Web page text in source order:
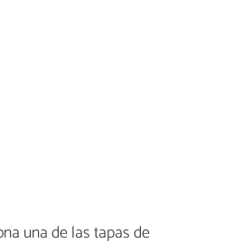
una de las tapas de